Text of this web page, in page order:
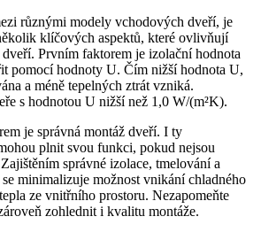
různými modely vchodových dveří, je
klíčových aspektů, které ovlivňují
Prvním ​faktorem je izolační hodnota
pomocí hodnoty U. Čím nižší ⁤hodnota U,
a ‍méně ⁢tepelných ztrát ⁢vzniká.
s hodnotou U nižší⁤ než 1,0 W/(m²K).
‌je správná montáž ⁤dveří. ⁤I‍ ty
​plnit svou funkci, pokud nejsou
správné izolace, tmelování a
minimalizuje možnost vnikání chladného
ze vnitřního prostoru. Nezapomeňte
zohlednit i kvalitu montáže.